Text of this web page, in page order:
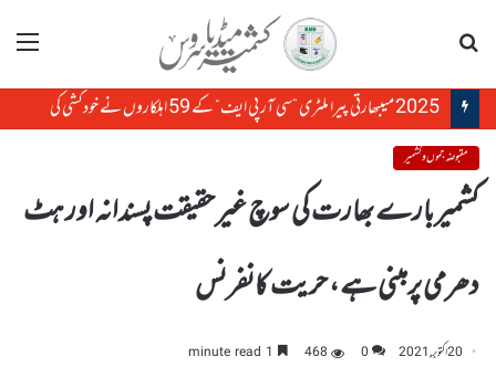
مینو
2025 میںبھارتی پیرا ملٹری ”سی آر پی ایف“ کے 59 اہلکاروں نے خودکشی کی
مقبوضہ جموں و کشمیر
کشمیر بارے بھارت کی سوچ غیر حقیقت پسندانہ اور ہٹ
دھرمی پرمبنی ہے ، حریت کانفرنس
20 اکتوبر, 2021 0
468